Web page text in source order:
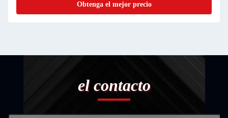
Obtenga el mejor precio
el contacto